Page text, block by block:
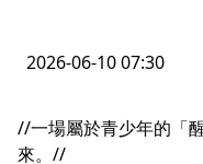
2026-06-10 07:30
//一場屬於青少年的「
來。//